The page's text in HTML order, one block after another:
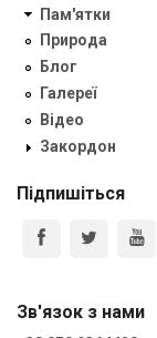
Пам'ятки
Природа
Блог
Галереї
Відео
Закордон
Підпишіться
Зв'язок з нами